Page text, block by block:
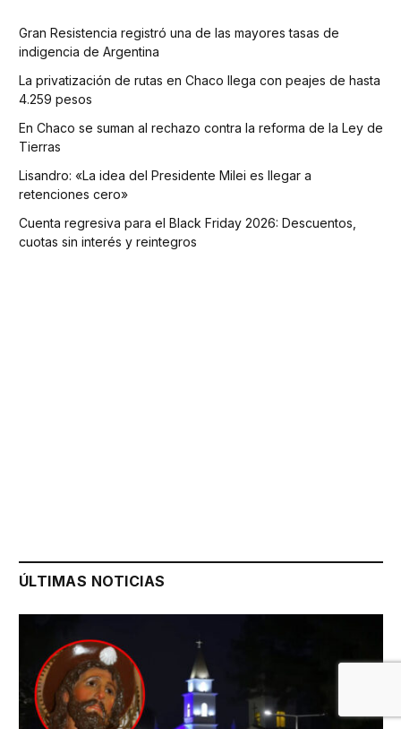
Gran Resistencia registró una de las mayores tasas de
indigencia de Argentina
La privatización de rutas en Chaco llega con peajes de hasta
4.259 pesos
En Chaco se suman al rechazo contra la reforma de la Ley de
Tierras
Lisandro: «La idea del Presidente Milei es llegar a
retenciones cero»
Cuenta regresiva para el Black Friday 2026: Descuentos,
cuotas sin interés y reintegros
ÚLTIMAS NOTICIAS